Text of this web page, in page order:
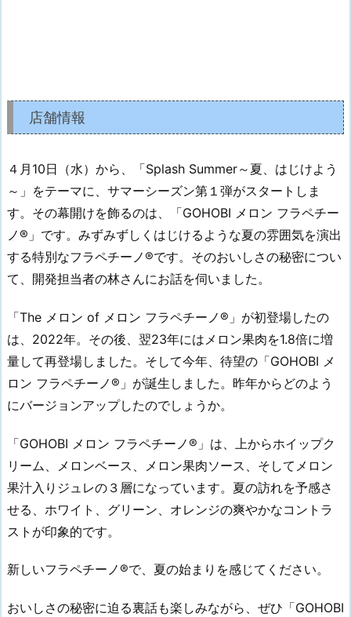
店舗情報
４月10日（水）から、「Splash Summer～夏、はじけよう
～」をテーマに、サマーシーズン第１弾がスタートしま
す。その幕開けを飾るのは、「GOHOBI メロン フラペチー
ノ®」です。みずみずしくはじけるような夏の雰囲気を演出
する特別なフラペチーノ®です。そのおいしさの秘密につい
て、開発担当者の林さんにお話を伺いました。
「The メロン of メロン フラペチーノ®」が初登場したの
は、2022年。その後、翌23年にはメロン果肉を1.8倍に増
量して再登場しました。そして今年、待望の「GOHOBI メ
ロン フラペチーノ®」が誕生しました。昨年からどのよう
にバージョンアップしたのでしょうか。
「GOHOBI メロン フラペチーノ®」は、上からホイップク
リーム、メロンベース、メロン果肉ソース、そしてメロン
果汁入りジュレの３層になっています。夏の訪れを予感さ
せる、ホワイト、グリーン、オレンジの爽やかなコントラ
ストが印象的です。
新しいフラペチーノ®で、夏の始まりを感じてください。
おいしさの秘密に迫る裏話も楽しみながら、ぜひ「GOHOBI